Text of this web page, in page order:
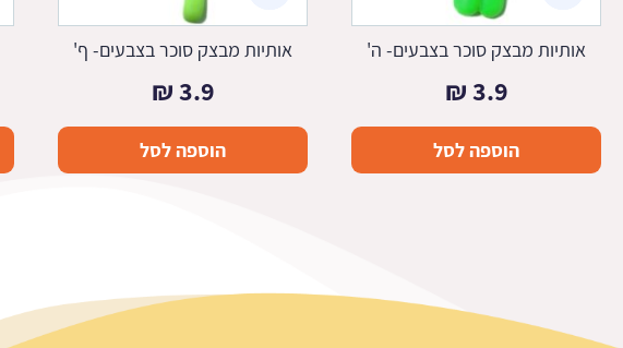
אותיות מבצק סוכר בצבעים- ה'
3.9
₪
הוספה לסל
אותיות מבצק סוכר בצבעים- ף'
3.9
₪
הוספה לסל